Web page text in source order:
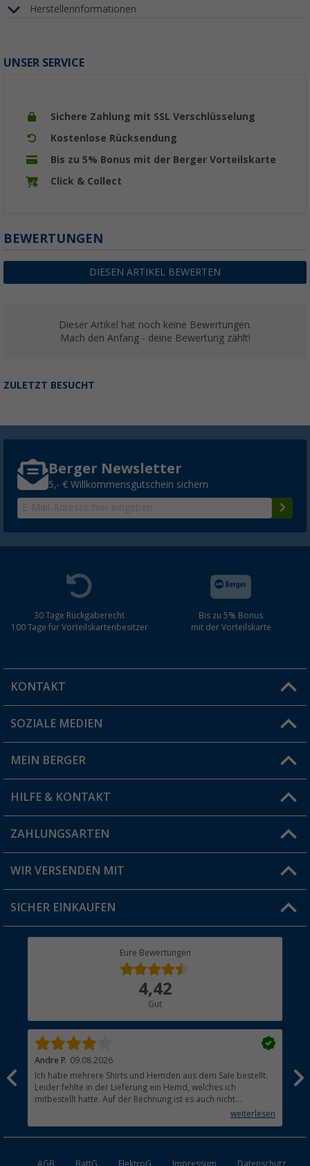
Herstellerinformationen
UNSER SERVICE
Sichere Zahlung mit SSL Verschlüsselung
Kostenlose Rücksendung
Bis zu 5% Bonus mit der Berger Vorteilskarte
Click & Collect
BEWERTUNGEN
DIESEN ARTIKEL BEWERTEN
Dieser Artikel hat noch keine Bewertungen.
Mach den Anfang - deine Bewertung zählt!
ZULETZT BESUCHT
Berger Newsletter
5,- € Willkommensgutschein sichern
30 Tage Rückgaberecht
100 Tage für Vorteilskartenbesitzer
Bis zu 5% Bonus
mit der Vorteilskarte
KONTAKT
Du hast eine Frage?
Filiale finden
SOZIALE MEDIEN
MEIN BERGER
Vorteilskarte
Blog
Jobs & Karriere
HILFE & KONTAKT
FAQ & Kontakt
Versandinformationen
Rücksendung
ZAHLUNGSARTEN
WIR VERSENDEN MIT
SICHER EINKAUFEN
Eure Bewertungen
4,42
Gut
Andre P. 09.08.2026
Ich habe mehrere Shirts und Hemden aus dem Sale bestellt.
Leider fehlte in der Lieferung ein Hemd, welches ich
mitbestellt hatte. Auf der Rechnung ist es auch nicht
aufgetaucht, aber es gab keinen einzigen Hinweis, dass die
weiterlesen